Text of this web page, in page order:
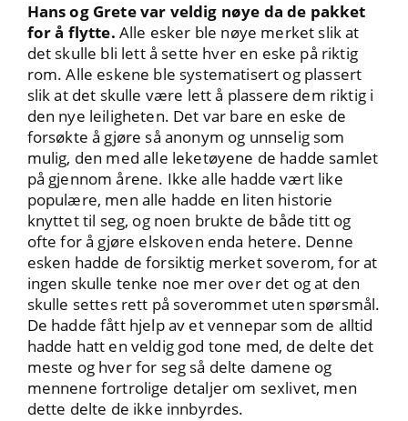
Hans og Grete var veldig nøye da de pakket
for å flytte. Alle esker ble nøye merket slik at
det skulle bli lett å sette hver en eske på riktig
rom. Alle eskene ble systematisert og plassert
slik at det skulle være lett å plassere dem riktig i
den nye leiligheten. Det var bare en eske de
forsøkte å gjøre så anonym og unnselig som
mulig, den med alle leketøyene de hadde samlet
på gjennom årene. Ikke alle hadde vært like
populære, men alle hadde en liten historie
knyttet til seg, og noen brukte de både titt og
ofte for å gjøre elskoven enda hetere. Denne
esken hadde de forsiktig merket soverom, for at
ingen skulle tenke noe mer over det og at den
skulle settes rett på soverommet uten spørsmål.
De hadde fått hjelp av et vennepar som de alltid
hadde hatt en veldig god tone med, de delte det
meste og hver for seg så delte damene og
mennene fortrolige detaljer om sexlivet, men
dette delte de ikke innbyrdes.